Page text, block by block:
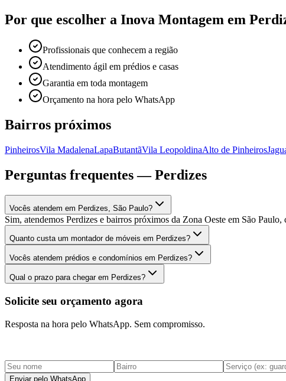
Por que escolher a Inova Montagem em
Profissionais que conhecem a região
Atendimento ágil em prédios e casas
Garantia em toda montagem
Orçamento na hora pelo WhatsApp
Bairros próximos
PinheirosVila MadalenaLapaButantãVila LeopoldinaAlto de Pinheiros
Perguntas frequentes —Perdizes
Vocês atendem em Perdizes, São Paulo?
Sim, atendemos Perdizes e bairros próximos da Zona Oeste em São
Quanto custa um montador de móveis em Perdizes?
Vocês atendem prédios e condomínios em Perdizes?
Qual o prazo para chegar em Perdizes?
Solicite seu orçamento agora
Resposta na hora pelo WhatsApp. Sem compromisso.
Enviar pelo WhatsApp